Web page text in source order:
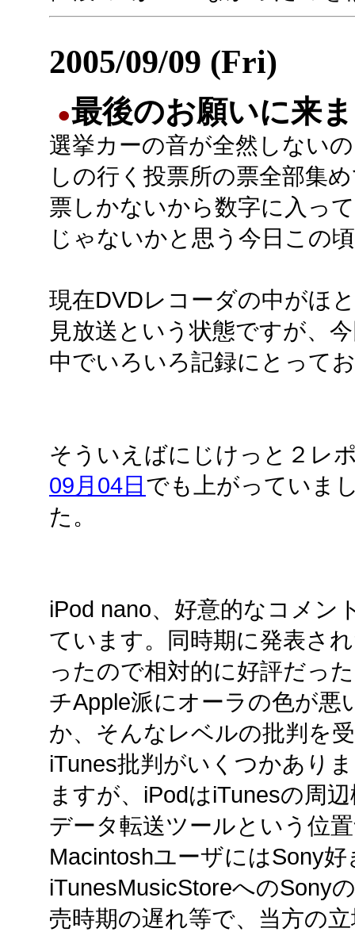
2005/09/09 (Fri)
●最後のお願いに来
選挙カーの音が全然しない
しの行く投票所の票全部集
票しかないから数字に入っ
じゃないかと思う今日この
現在DVDレコーダの中がほ
見放送という状態ですが、
中でいろいろ記録にとって
そういえばにじけっと２レ
09月04日 でも上がっていま
た。
iPod nano、好意的なコメン
ています。同時期に発表さ
ったので相対的に好評だっ
チApple派にオーラの色が
か、そんなレベルの批判を
iTunes批判がいくつかあり
ますが、iPodはiTunesの周
データ転送ツールという位
MacintoshユーザにはSony
iTunesMusicStoreへのSony
売時期の遅れ等で、当方の